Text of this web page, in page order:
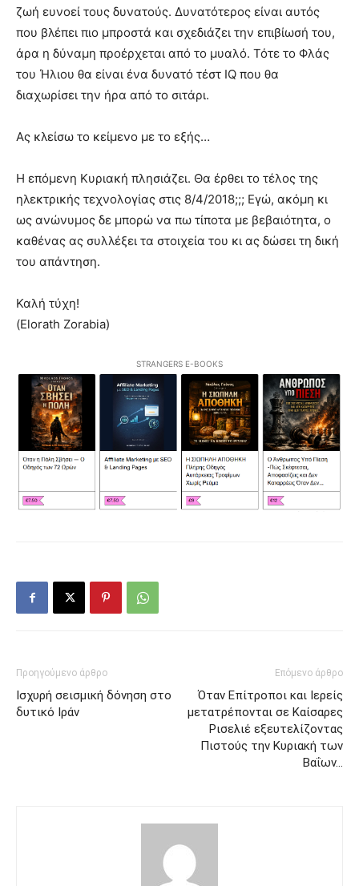
ζωή ευνοεί τους δυνατούς. Δυνατότερος είναι αυτός
που βλέπει πιο μπροστά και σχεδιάζει την επιβίωσή του,
άρα η δύναμη προέρχεται από το μυαλό. Τότε το Φλάς
του Ήλιου θα είναι ένα δυνατό τέστ IQ που θα
διαχωρίσει την ήρα από το σιτάρι.
Ας κλείσω το κείμενο με το εξής…
Η επόμενη Κυριακή πλησιάζει. Θα έρθει το τέλος της
ηλεκτρικής τεχνολογίας στις 8/4/2018;;; Εγώ, ακόμη κι
ως ανώνυμος δε μπορώ να πω τίποτα με βεβαιότητα, ο
καθένας ας συλλέξει τα στοιχεία του κι ας δώσει τη δική
του απάντηση.
Καλή τύχη!
(Elorath Zorabia)
STRANGERS E-BOOKS
Προηγούμενο άρθρο
Ισχυρή σεισμική δόνηση στο
δυτικό Ιράν
Επόμενο άρθρο
Όταν Επίτροποι και Ιερείς
μετατρέπονται σε Καίσαρες
Ρισελιέ εξευτελίζοντας
Πιστούς την Κυριακή των
Βαΐων…